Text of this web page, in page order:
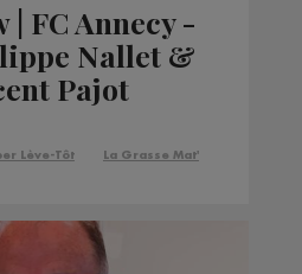
FC Annecy -
Nallet &
Pajot
Lève-Tôt La Grasse Mat'